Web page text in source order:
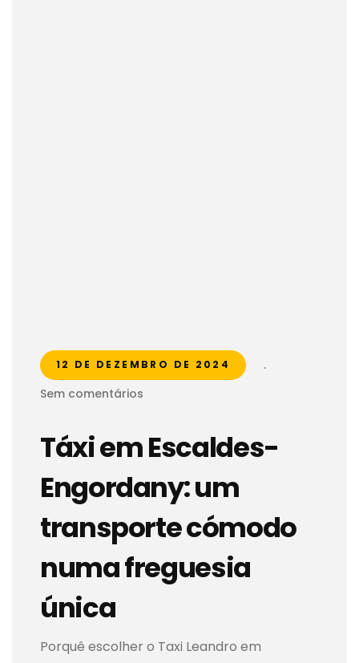
12 DE DEZEMBRO DE 2024
.
Sem comentários
Táxi em Escaldes-
Engordany: um
transporte cómodo
numa freguesia
única
Porquê escolher o Taxi Leandro em